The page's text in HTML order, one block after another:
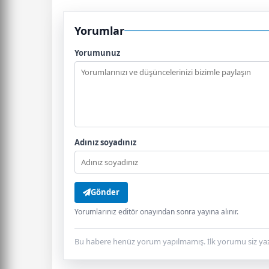
Yorumlar
Yorumunuz
Adınız soyadınız
Gönder
Yorumlarınız editör onayından sonra yayına alınır.
Bu habere henüz yorum yapılmamış. İlk yorumu siz